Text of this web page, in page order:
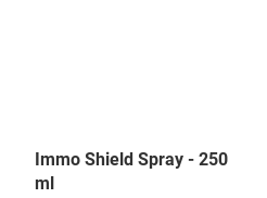
Immo Shield Spray - 250
ml